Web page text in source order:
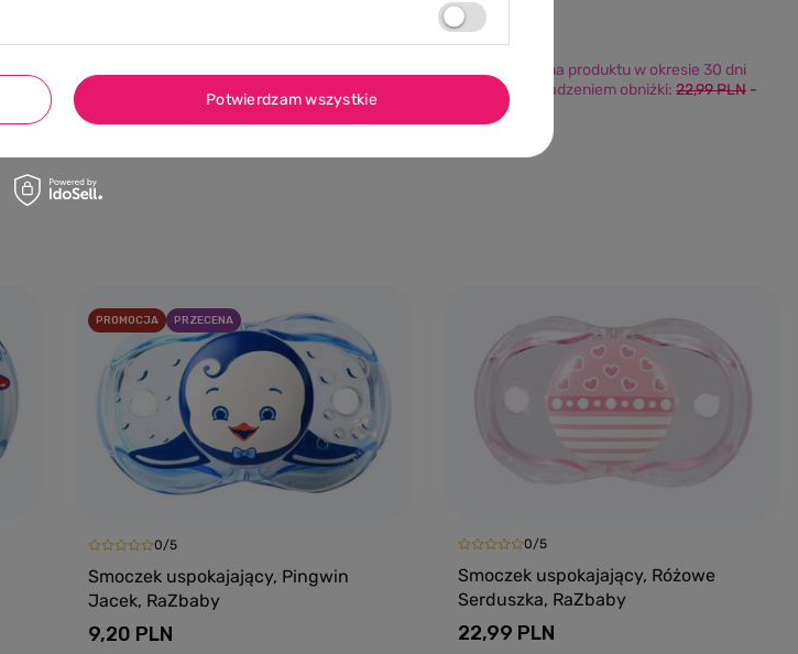
Smoczek dla niemowlaka 2 szt.–
symetryczny smoczek silikonowy 6
mies.+ Berry + Blush, b.box
43,00 PLN
Dodaj do koszyka
9,20 PLN
Najniższa cena produktu w okresie 30 dni
przed wprowadzeniem obniżki: 22,99 PLN -
PROMOCJA PRZECENA
0/5
Smoczek uspokajający, Pingwin
Jacek, RaZbaby
9,20 PLN
0/5
Smoczek uspokajający, Różowe
Serduszka, RaZbaby
22,99 PLN
Potwierdzam wszystkie